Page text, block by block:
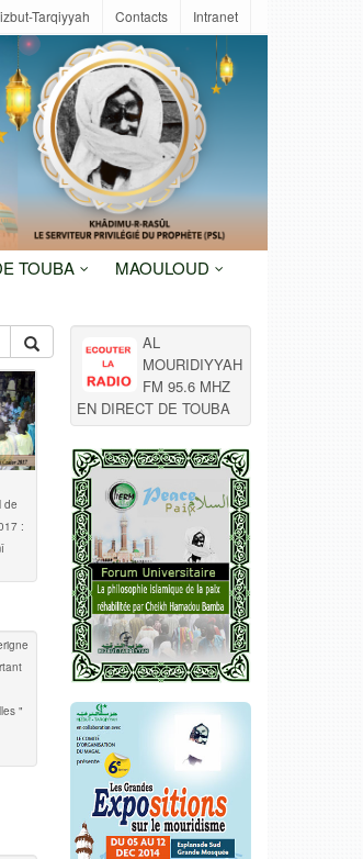
Tarqiyyah Contacts Intranet
TOUBA MAOULOUD
de
:
"
AL
MOURIDIYYAH
FM 95.6 MHZ
EN DIRECT DE TOUBA